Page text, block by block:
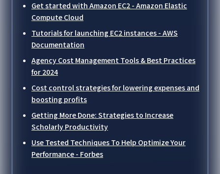
Get started with Amazon EC2 - Amazon Elastic
Compute Cloud
Tutorials for launching EC2 instances - AWS
Documentation
Agency Cost Management Tools & Best Practices
for 2024
Cost control strategies for lowering expenses and
boosting profits
Getting More Done: Strategies to Increase
Scholarly Productivity
Use Tested Techniques To Help Optimize Your
Performance - Forbes